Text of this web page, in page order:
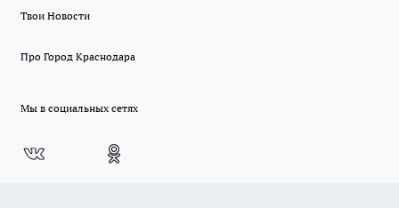
Твои Новости
Про Город Краснодара
Мы в социальных сетях